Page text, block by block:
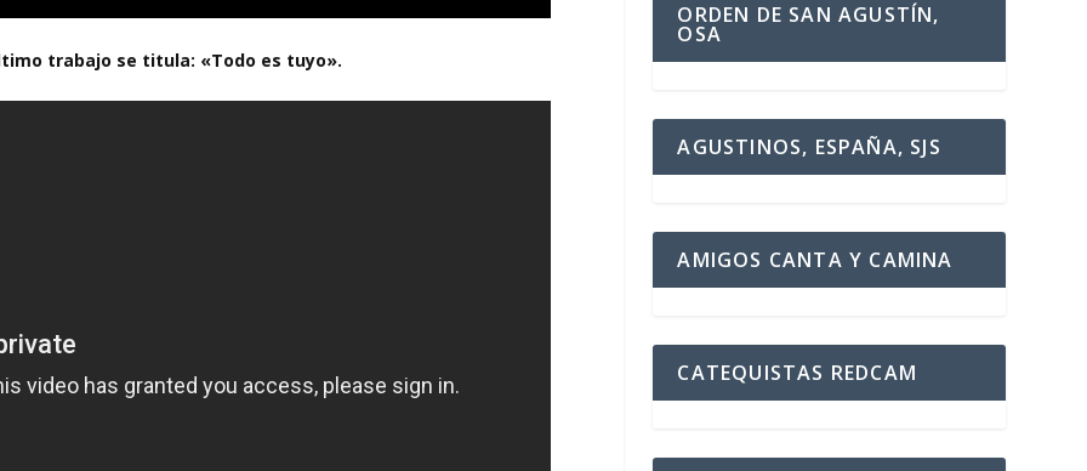
trabajo se titula: «Todo es tuyo».
ORDEN DE SAN AGUSTÍN,
OSA
AGUSTINOS, ESPAÑA, SJS
AMIGOS CANTA Y CAMINA
CATEQUISTAS REDCAM